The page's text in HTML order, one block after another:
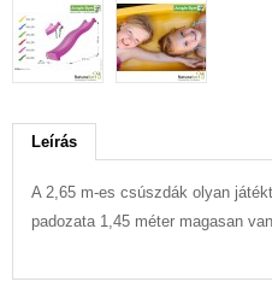
Leírás
A 2,65 m-es csúszdák olyan
padozata 1,45 méter magasan